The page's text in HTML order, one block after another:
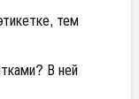
тем
В ней